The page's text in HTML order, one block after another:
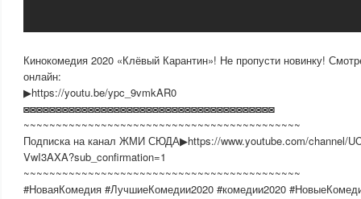
Кинокомедия 2020 «Клёвый Карантин»! Не пропусти новинку!
онлайн:
▶https://youtu.be/ypc_9vmkAR0
◙◙◙◙◙◙◙◙◙◙◙◙◙◙◙◙◙◙◙◙◙◙◙◙◙◙◙◙◙◙◙◙◙◙◙◙◙◙◙
~~~~~~~~~~~~~~~~~~~~~~~~~~~~~~~~~~~~~~~~~~~
Подписка на канал ЖМИ СЮДА▶https://www.youtube.com/channel/
VwI3AXA?sub_confirmation=1
~~~~~~~~~~~~~~~~~~~~~~~~~~~~~~~~~~~~~~~~~~~
#НоваяКомедия #ЛучшиеКомедии2020 #комедии2020